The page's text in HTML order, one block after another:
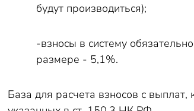
будут производиться);
-взносы в систему
размере - 5,1%.
База для расчета взносов с